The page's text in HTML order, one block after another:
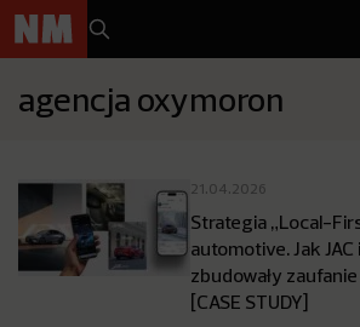
agencja oxymoron
21.04.2026
Strategia „Local-
automotive. Jak
zbudowały
[CASE STUDY]